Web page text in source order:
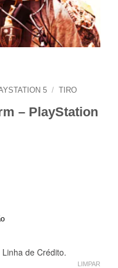
5 / TIRO
– PlayStation
de Crédito.
LIMPAR